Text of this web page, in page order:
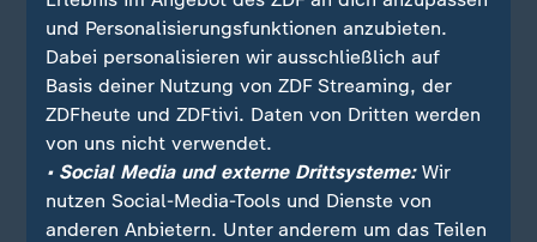
Risiko besteht, den Überblick zu
verlieren und sich darum vielleicht
wieder auf das ganz Traditionelle
besinnen.
Sonja Guettat, Verbraucherzentrale Rheinland-Pfalz
und Personalisierungsfunktionen anzubieten.
Dabei personalisieren wir ausschließlich auf
Basis deiner Nutzung von ZDF Streaming, der
ZDFheute und ZDFtivi. Daten von Dritten werden
von uns nicht verwendet.
• Social Media und externe Drittsysteme:Wir
nutzen Social-Media-Tools und Dienste von
anderen Anbietern. Unter anderem um das Teilen